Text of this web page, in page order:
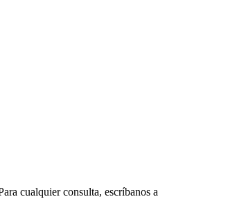
cualquier consulta, escríbanos a